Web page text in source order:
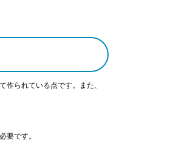
られている点です。また、
要です。